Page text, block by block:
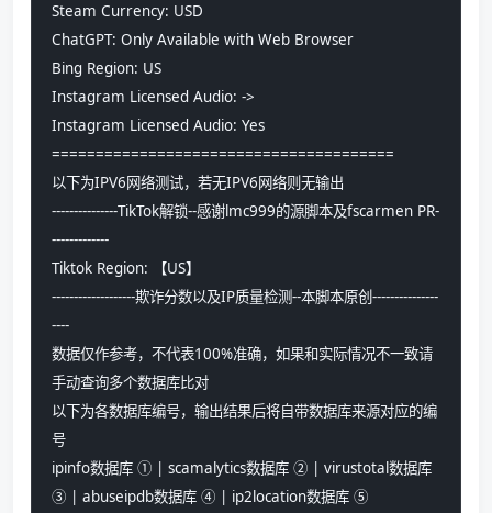
Steam Currency: USD
ChatGPT: Only Available with Web Browser
Bing Region: US
Instagram Licensed Audio: ->
Instagram Licensed Audio: Yes
=======================================
以下为IPV6网络测试，若无IPV6网络则无输出
---------------TikTok解锁--感谢lmc999的源脚本及fscarmen PR-
-------------
Tiktok Region: 【US】
-------------------欺诈分数以及IP质量检测--本脚本原创---------------
----
数据仅作参考，不代表100%准确，如果和实际情况不一致请
手动查询多个数据库比对
以下为各数据库编号，输出结果后将自带数据库来源对应的编
号
ipinfo数据库 ① | scamalytics数据库 ② | virustotal数据库
③ | abuseipdb数据库 ④ | ip2location数据库 ⑤